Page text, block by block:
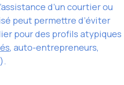
d’un courtier ou
peut permettre d’éviter
pour des profils atypiques
, auto-entrepreneurs,